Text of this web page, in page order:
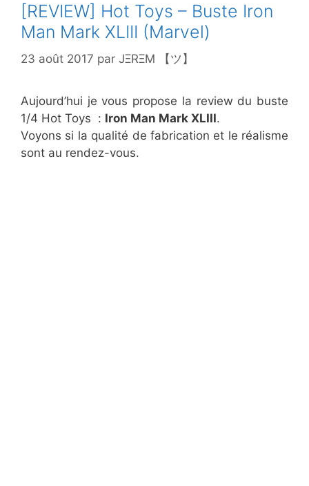
[REVIEW] Hot Toys – Buste Iron
Man Mark XLIII (Marvel)
23 août 2017 par JΞRΞM 【ツ】
Aujourd’hui je vous propose la review du buste
1/4 Hot Toys : Iron Man Mark XLIII.
Voyons si la qualité de fabrication et le réalisme
sont au rendez-vous.